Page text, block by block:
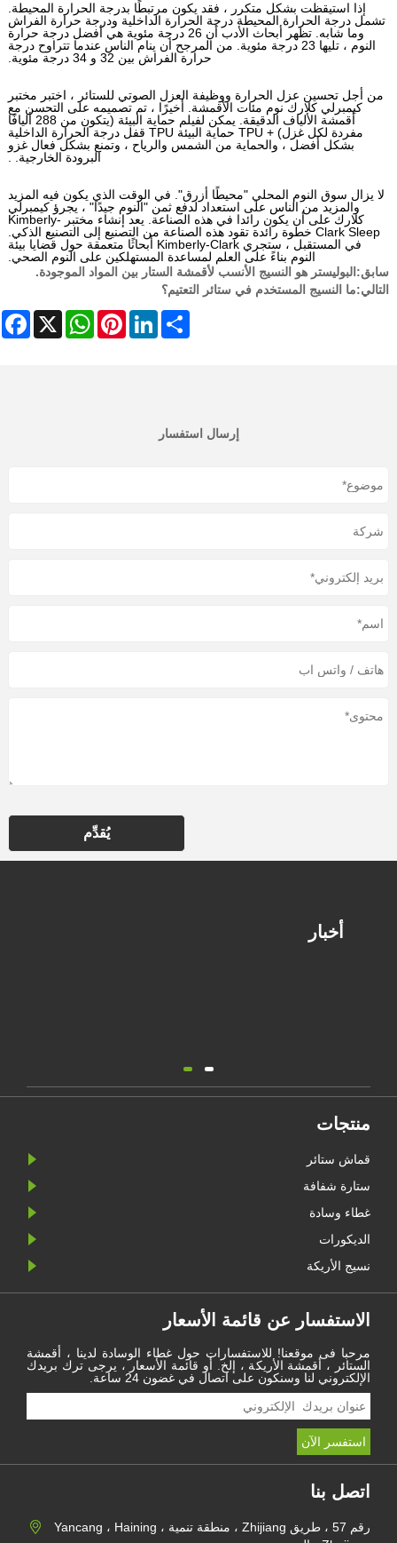
إذا استيقظت بشكل متكرر ، فقد يكون مرتبطًا بدرجة الحرارة المحيطة.
تشمل درجة الحرارة المحيطة درجة الحرارة الداخلية ودرجة حرارة الفراش
وما شابه. تظهر أبحاث الأدب أن 26 درجة مئوية هي أفضل درجة حرارة
النوم ، تليها 23 درجة مئوية. من المرجح أن ينام الناس عندما تتراوح درجة
حرارة الفراش بين 32 و 34 درجة مئوية.
من أجل تحسين عزل الحرارة ووظيفة العزل الصوتي للستائر ، اختبر مختبر
كيمبرلي كلارك نوم مئات الأقمشة. أخيرًا ، تم تصميمه على التحسن مع
أقمشة الألياف الدقيقة. يمكن لفيلم حماية البيئة (يتكون من 288 أليافًا
مفردة لكل غزل) + TPU حماية البيئة TPU قفل درجة الحرارة الداخلية
بشكل أفضل ، والحماية من الشمس والرياح ، وتمنع بشكل فعال غزو
البرودة الخارجية. .
لا يزال سوق النوم المحلي "محيطًا أزرق". في الوقت الذي يكون فيه المزيد
والمزيد من الناس على استعداد لدفع ثمن "النوم جيدًا" ، يجرؤ كيمبرلي
كلارك على أن يكون رائدا في هذه الصناعة. يعد إنشاء مختبر Kimberly-
Clark Sleep خطوة رائدة تقود هذه الصناعة من التصنيع إلى التصنيع الذكي.
في المستقبل ، ستجري Kimberly-Clark أبحاثًا متعمقة حول قضايا بيئة
النوم بناءً على العلم لمساعدة المستهلكين على النوم الصحي.
سابق:البوليستر هو النسيج الأنسب لأقمشة الستار بين المواد الموجودة.
التالي:ما النسيج المستخدم في ستائر التعتيم؟
X
WhatsAppPinterestLinkedIn Share
إرسال استفسار
يُقدِّم
أخبار
منتجات
قماش ستائر
ستارة شفافة
غطاء وسادة
الديكورات
نسيج الأريكة
الاستفسار عن قائمة الأسعار
مرحبا فى موقعنا! للاستفسارات حول غطاء الوسادة لدينا ، أقمشة
الستائر ، أقمشة الأريكة ، إلخ. أو قائمة الأسعار ، يرجى ترك بريدك
الإلكتروني لنا وسنكون على اتصال في غضون 24 ساعة.
اتصل بنا
رقم 57 ، طريق Zhijiang ، منطقة تنمية Yancang ، Haining ،